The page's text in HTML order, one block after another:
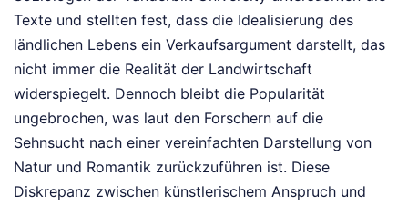
Texte und stellten fest, dass die Idealisierung des
ländlichen Lebens ein Verkaufsargument darstellt, das
nicht immer die Realität der Landwirtschaft
widerspiegelt. Dennoch bleibt die Popularität
ungebrochen, was laut den Forschern auf die
Sehnsucht nach einer vereinfachten Darstellung von
Natur und Romantik zurückzuführen ist. Diese
Diskrepanz zwischen künstlerischem Anspruch und